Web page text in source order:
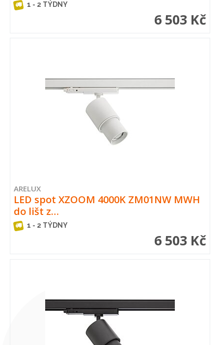
1 - 2 TÝDNY
6 503 Kč
ARELUX
LED spot XZOOM 4000K ZM01NW MWH
do lišt z…
1 - 2 TÝDNY
6 503 Kč